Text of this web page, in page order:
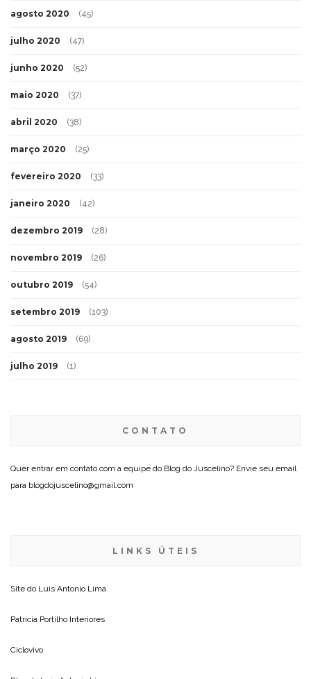
agosto 2020 (45)
julho 2020 (47)
junho 2020 (52)
maio 2020 (37)
abril 2020 (38)
março 2020 (25)
fevereiro 2020 (33)
janeiro 2020 (42)
dezembro 2019 (28)
novembro 2019 (26)
outubro 2019 (54)
setembro 2019 (103)
agosto 2019 (69)
julho 2019 (1)
CONTATO
Quer entrar em contato com a equipe do Blog do Juscelino? Envie seu email
para blogdojuscelino@gmail.com
LINKS ÚTEIS
Site do Luis Antonio Lima
Patricia Portilho Interiores
Ciclovivo